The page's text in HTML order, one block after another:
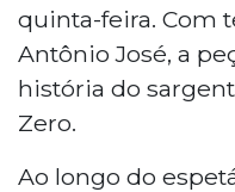
quinta-feira. Com
Antônio José, a
história do
Zero.
Ao longo do